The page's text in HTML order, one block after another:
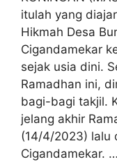
itulah yang
Hikmah Desa
Cigandamekar
sejak usia dini.
Ramadhan ini,
bagi-bagi takjil.
jelang akhir
(14/4/2023) lalu
Cigandamekar. …